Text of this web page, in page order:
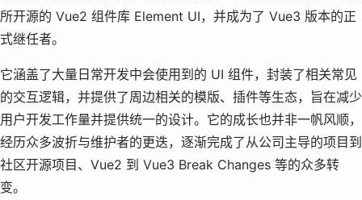
所开源的 Vue2 组件库 Element UI，并成为了 Vue3 版本的正
式继任者。
它涵盖了大量日常开发中会使用到的 UI 组件，封装了相关常见
的交互逻辑，并提供了周边相关的模版、插件等生态，旨在减少
用户开发工作量并提供统一的设计。它的成长也并非一帆风顺，
经历众多波折与维护者的更迭，逐渐完成了从公司主导的项目到
社区开源项目、Vue2 到 Vue3 Break Changes 等的众多转
变。